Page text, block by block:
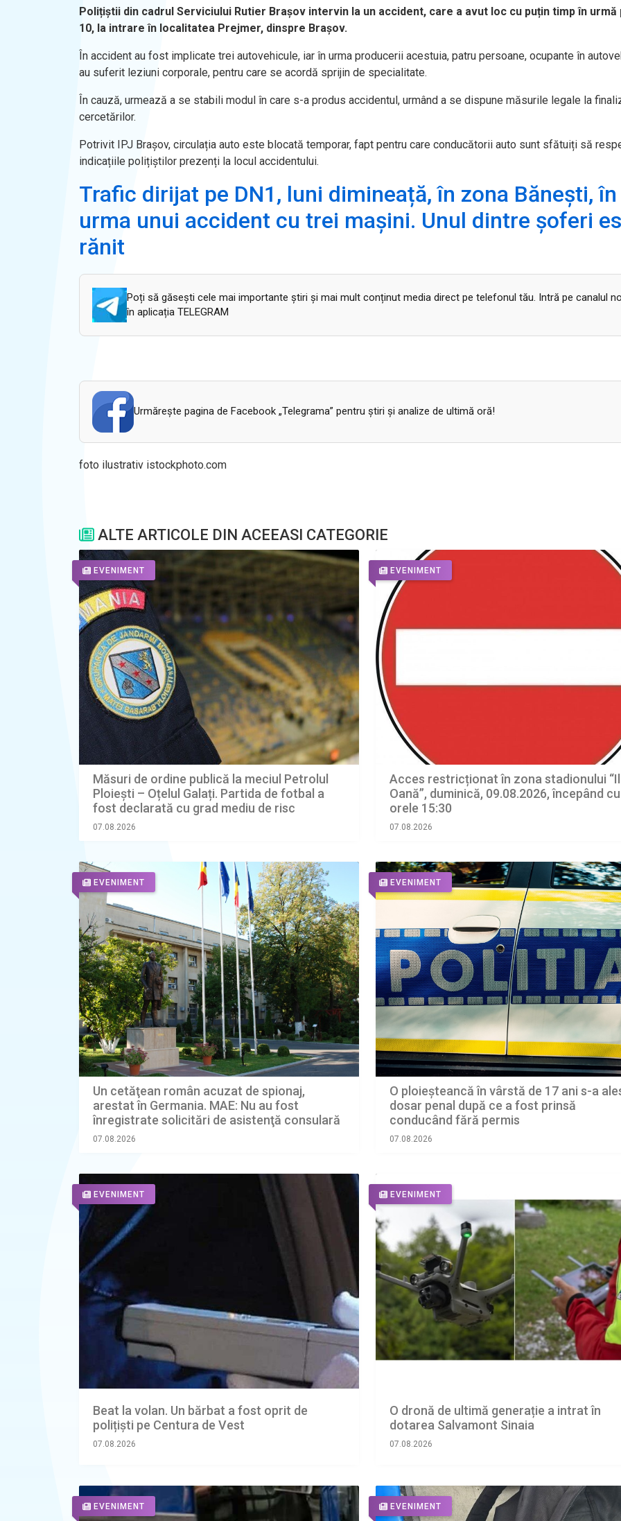
Polițiștii din cadrul Serviciului Rutier Brașov intervin la un accident, care a avut loc cu puțin timp în urmă
10, la intrare în localitatea Prejmer, dinspre Brașov.
În accident au fost implicate trei autovehicule, iar în urma producerii acestuia, patru persoane, ocupante în
au suferit leziuni corporale, pentru care se acordă sprijin de specialitate.
În cauză, urmează a se stabili modul în care s-a produs accidentul, urmând a se dispune măsurile legale la
cercetărilor.
Potrivit IPJ Brașov, circulația auto este blocată temporar, fapt pentru care conducătorii auto sunt sfătuiți să
indicațiile polițiștilor prezenți la locul accidentului.
Trafic dirijat pe DN1, luni dimineață, în zona Bănești, în
urma unui accident cu trei mașini. Unul dintre șoferi
rănit
Poți să găsești cele mai importante știri și mai mult conținut media direct pe telefonul tău. Intră pe canalul
în aplicația TELEGRAM
Urmăreşte pagina de Facebook „Telegrama” pentru ştiri şi analize de ultimă oră!
foto ilustrativ istockphoto.com
ALTE ARTICOLE DIN ACEEASI CATEGORIE
EVENIMENT
Măsuri de ordine publică la meciul Petrolul
Ploiești – Oțelul Galați. Partida de fotbal a
fost declarată cu grad mediu de risc
07.08.2026
EVENIMENT
Acces restricționat în zona stadionului
Oană”, duminică, 09.08.2026, începând cu
orele 15:30
07.08.2026
EVENIMENT
Un cetăţean român acuzat de spionaj,
arestat în Germania. MAE: Nu au fost
înregistrate solicitări de asistenţă consulară
07.08.2026
EVENIMENT
O ploieșteancă în vârstă de 17 ani s-a
dosar penal după ce a fost prinsă
conducând fără permis
07.08.2026
EVENIMENT
Beat la volan. Un bărbat a fost oprit de
polițiști pe Centura de Vest
07.08.2026
EVENIMENT
O dronă de ultimă generație a intrat în
dotarea Salvamont Sinaia
07.08.2026
EVENIMENT EVENIMENT